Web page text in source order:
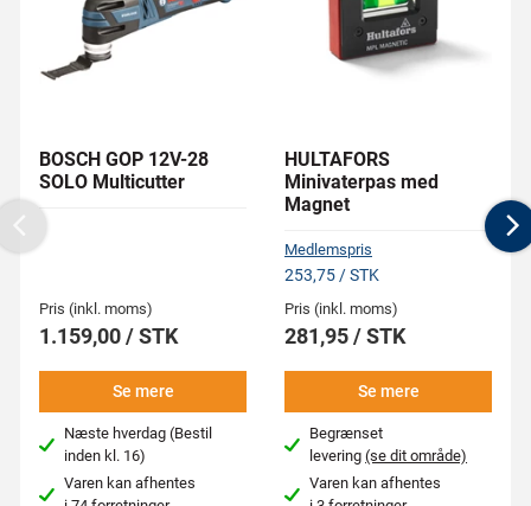
BOSCH GOP 12V-28
SOLO Multicutter
Pris (inkl. moms)
1.159,00 / STK
Se mere
Næste hverdag (Bestil
inden kl. 16)
Varen kan afhentes
HULTAFORS
Minivaterpas med
Magnet
Medlemspris
253,75 / STK
Pris (inkl. moms)
281,95 / STK
Se mere
Begrænset
levering(se dit område)
Varen kan afhentes
Previous